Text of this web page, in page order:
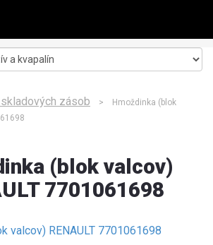
zásob > Hmoždinka (blok
(blok valcov)
7701061698